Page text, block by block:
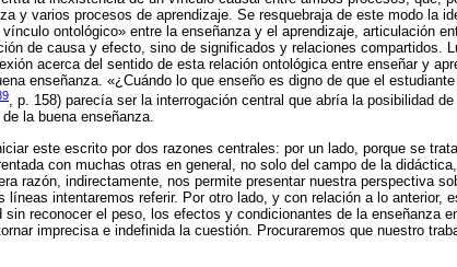
y varios procesos de aprendizaje. Se resquebraja de este modo la
vínculo ontológico» entre la enseñanza y el aprendizaje, articulación
de causa y efecto, sino de significados y relaciones compartidos.
acerca del sentido de esta relación ontológica entre enseñar y
enseñanza. «¿Cuándo lo que enseño es digno de que el
, p. 158) parecía ser la interrogación central que abría la posibilidad de
la buena enseñanza.
este escrito por dos razones centrales: por un lado, porque se
con muchas otras en general, no solo del campo de la
razón, indirectamente, nos permite presentar nuestra perspectiva
líneas intentaremos referir. Por otro lado, y con relación a lo anterior,
reconocer el peso, los efectos y condicionantes de la enseñanza
imprecisa e indefinida la cuestión. Procuraremos que nuestro